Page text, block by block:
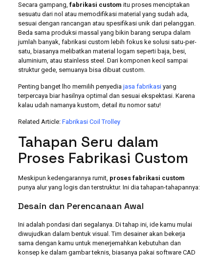
Secara gampang, fabrikasi custom itu proses menciptakan
sesuatu dari nol atau memodifikasi material yang sudah ada,
sesuai dengan rancangan atau spesifikasi unik dari pelanggan.
Beda sama produksi massal yang bikin barang serupa dalam
jumlah banyak, fabrikasi custom lebih fokus ke solusi satu-per-
satu, biasanya melibatkan material logam seperti baja, besi,
aluminium, atau stainless steel. Dari komponen kecil sampai
struktur gede, semuanya bisa dibuat custom.
Penting banget lho memilih penyedia jasa fabrikasiyang
terpercaya biar hasilnya optimal dan sesuai ekspektasi. Karena
kalau udah namanya kustom, detail itu nomor satu!
Related Article: Fabrikasi Coil Trolley
Tahapan Seru dalam
Proses Fabrikasi Custom
Meskipun kedengarannya rumit, proses fabrikasi custom
punya alur yang logis dan terstruktur. Ini dia tahapan-tahapannya:
Desain dan Perencanaan Awal
Ini adalah pondasi dari segalanya. Di tahap ini, ide kamu mulai
diwujudkan dalam bentuk visual. Tim desainer akan bekerja
sama dengan kamu untuk menerjemahkan kebutuhan dan
konsep ke dalam gambar teknis, biasanya pakai software CAD